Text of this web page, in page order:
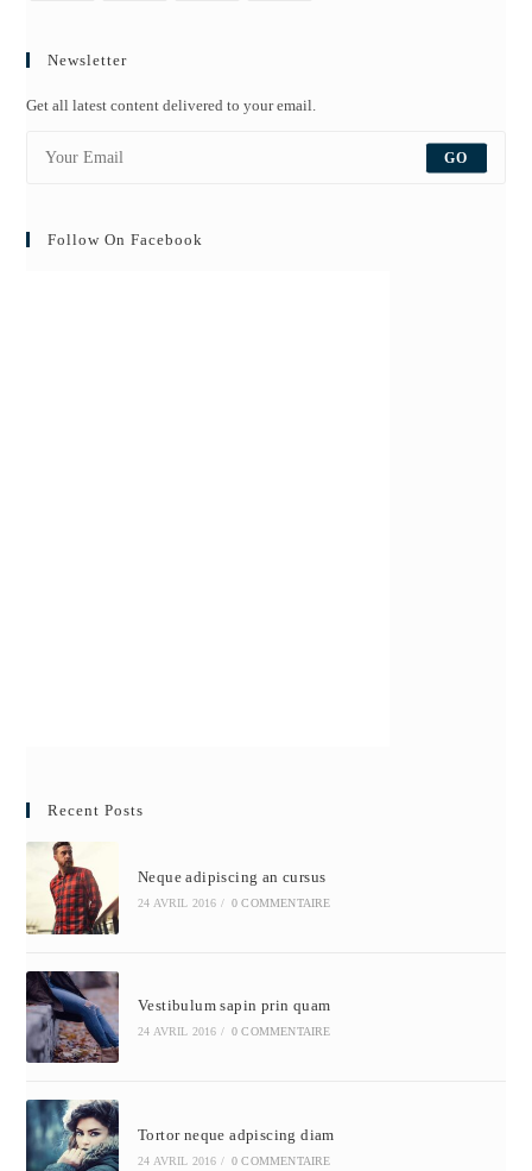
Newsletter
Get all latest content delivered to your email.
GO
Follow On Facebook
Recent Posts
Neque adipiscing an cursus
24 AVRIL 2016 / 0 COMMENTAIRE
Vestibulum sapin prin quam
24 AVRIL 2016 / 0 COMMENTAIRE
Tortor neque adpiscing diam
24 AVRIL 2016 / 0 COMMENTAIRE